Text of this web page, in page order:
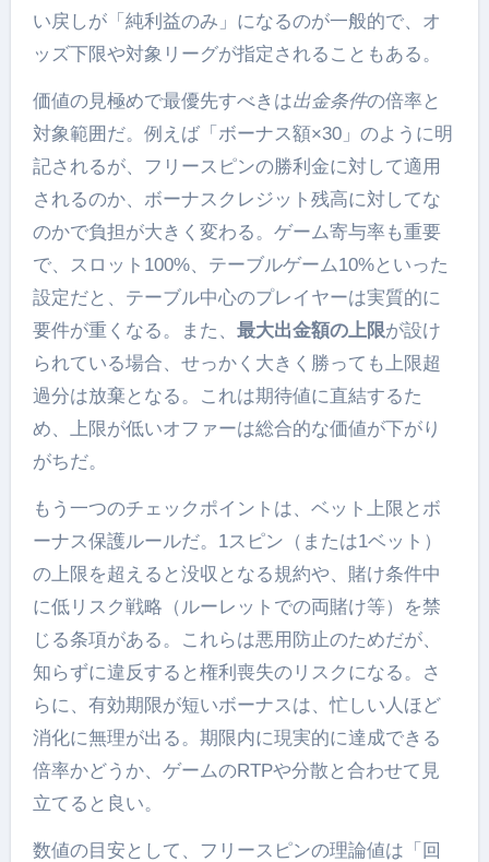
い戻しが「純利益のみ」になるのが一般的で、オ
ッズ下限や対象リーグが指定されることもある。
価値の見極めで最優先すべきは出金条件の倍率と
対象範囲だ。例えば「ボーナス額×30」のように明
記されるが、フリースピンの勝利金に対して適用
されるのか、ボーナスクレジット残高に対してな
のかで負担が大きく変わる。ゲーム寄与率も重要
で、スロット100%、テーブルゲーム10%といった
設定だと、テーブル中心のプレイヤーは実質的に
要件が重くなる。また、 最大出金額の上限が設け
られている場合、せっかく大きく勝っても上限超
過分は放棄となる。これは期待値に直結するた
め、上限が低いオファーは総合的な価値が下がり
がちだ。
もう一つのチェックポイントは、ベット上限とボ
ーナス保護ルールだ。1スピン（または1ベット）
の上限を超えると没収となる規約や、賭け条件中
に低リスク戦略（ルーレットでの両賭け等）を禁
じる条項がある。これらは悪用防止のためだが、
知らずに違反すると権利喪失のリスクになる。さ
らに、有効期限が短いボーナスは、忙しい人ほど
消化に無理が出る。期限内に現実的に達成できる
倍率かどうか、ゲームのRTPや分散と合わせて見
立てると良い。
数値の目安として、フリースピンの理論値は「回